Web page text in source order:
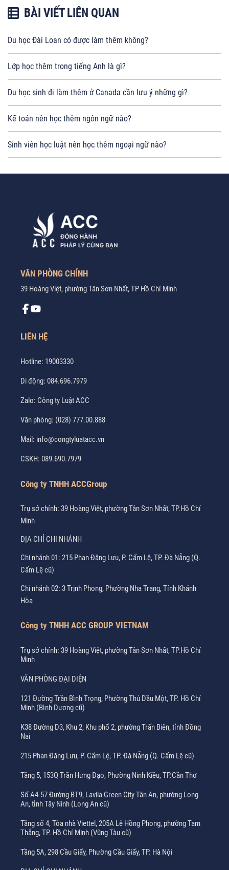
BÀI VIẾT LIÊN QUAN
Du học Đài Loan có được làm thêm không?
Lớp học thêm trong tiếng Anh là gì?
Du học sinh đi làm thêm ở Canada cần lưu ý những gì?
Kế toán nên học thêm ngôn ngữ nào?
Sinh viên học luật nên học thêm ngoại ngữ nào?
VĂN PHÒNG CHÍNH
39 Hoàng Việt, phường Tân Sơn Nhất, TP Hồ Chí Minh
LIÊN HỆ
Hotline: 19003330
Di động: 084.696.7979
Zalo: Công ty Luật ACC
Văn phòng: (028) 777.00.888
Mail: info@congtyluatacc.vn
CSKH: 089.690.7979
Công ty TNHH ACCGroup
Trụ sở chính: 39 Hoàng Việt, phường Tân Sơn Nhất, TP.Hồ Chí
Minh
ĐỊA CHỈ CHI NHÁNH
Chi nhánh 01: 215 Phan Đăng Lưu, P. Cẩm Lệ, TP. Đà Nẵng (Q.
Cẩm Lệ cũ)
Chi nhánh 02: 3 Trịnh Phong, Phường Nha Trang, Tỉnh Khánh
Hòa
Công ty TNHH ACC GROUP VIETNAM
Trụ sở chính: 39 Hoàng Việt, phường Tân Sơn Nhất, TP.Hồ Chí
Minh
VĂN PHÒNG ĐẠI DIỆN
121 Đường Trần Bình Trọng, Phường Thủ Dầu Một, TP. Hồ Chí
Minh (Bình Dương cũ)
K38 Đường D3, Khu 2, Khu phố 2, phường Trấn Biên, tỉnh Đồng
Nai
215 Phan Đăng Lưu, P. Cẩm Lệ, TP. Đà Nẵng (Q. Cẩm Lệ cũ)
Tầng 5, 153Q Trần Hưng Đạo, Phường Ninh Kiều, TP.Cần Thơ
Số A4-57 Đường BT9, Lavila Green City Tân An, phường Long
An, tỉnh Tây Ninh (Long An cũ)
Tầng số 4, Tòa nhà Viettel, 205A Lê Hồng Phong, phường Tam
Thắng, TP. Hồ Chí Minh (Vũng Tàu cũ)
Tầng 5A, 298 Cầu Giấy, Phường Cầu Giấy, TP. Hà Nội